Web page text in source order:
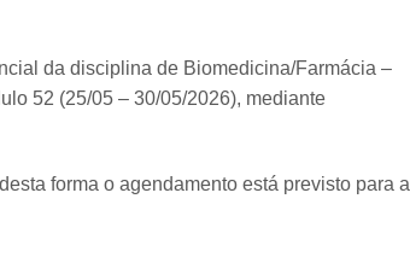
da disciplina de Biomedicina/Farmácia –
52 (25/05 – 30/05/2026), mediante
forma o agendamento está previsto para a